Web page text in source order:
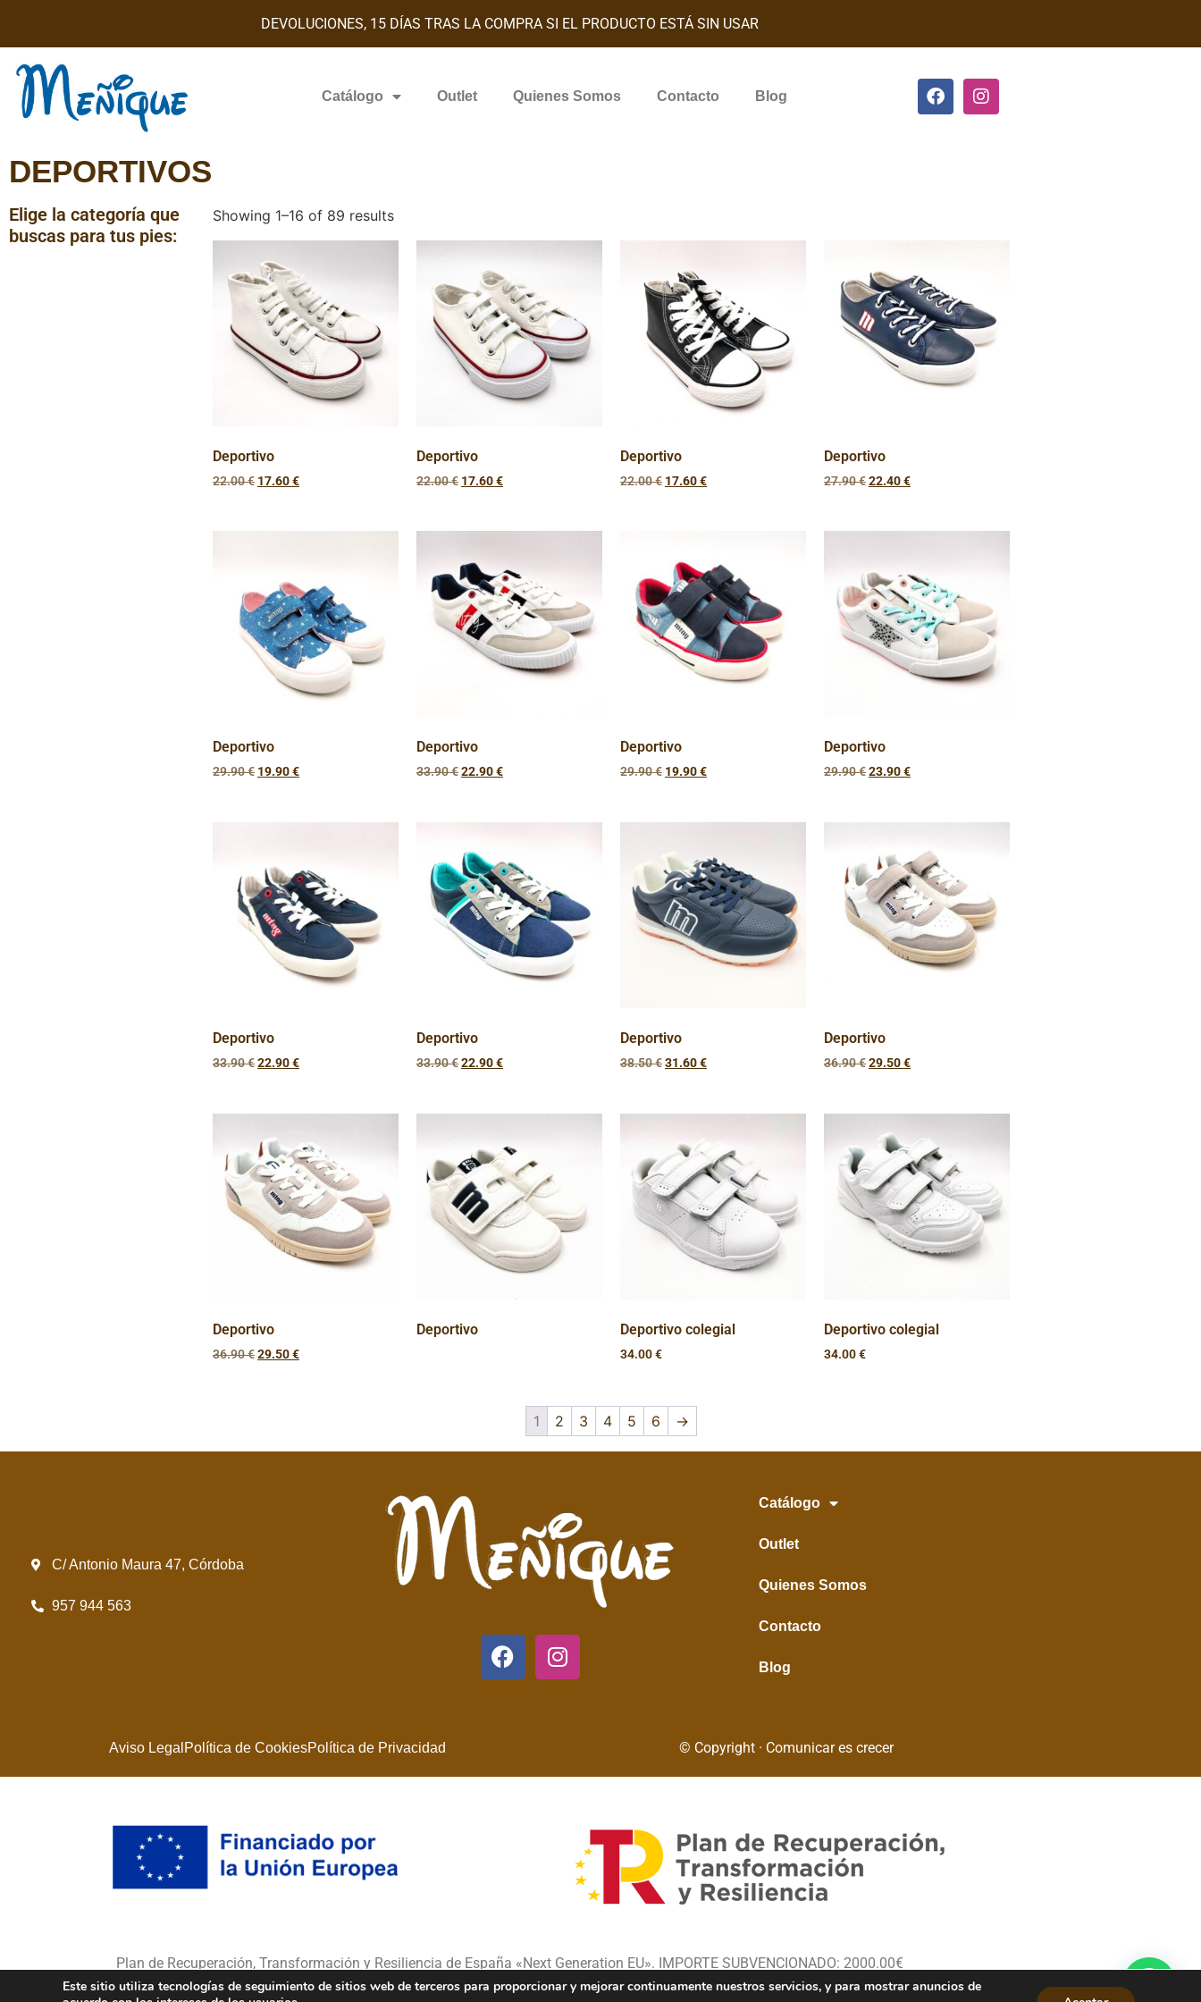
DEVOLUCIONES, 15 DÍAS TRAS LA COMPRA SI EL PRODUCTO ESTÁ SIN USAR
Catálogo Outlet Quienes Somos Contacto Blog
DEPORTIVOS
Elige la categoría que
buscas para tus pies:
Showing 1–16 of 89 results
Deportivo
22.00€ 17.60€
Deportivo
22.00€ 17.60€
Deportivo
22.00€ 17.60€
Deportivo
27.90€22.40€
Deportivo
29.90€ 19.90€
Deportivo
33.90€22.90€
Deportivo
29.90€ 19.90€
Deportivo
29.90€23.90€
Deportivo
33.90€22.90€
Deportivo
33.90€22.90€
Deportivo
38.50€31.60€
Deportivo
36.90€29.50€
Deportivo
36.90€29.50€
Deportivo Deportivo colegial
34.00€
Deportivo colegial
34.00€
1 2 3 4 5 6 →
C/ Antonio Maura 47, Córdoba
957 944 563
Catálogo
Outlet
Quienes Somos
Contacto
Blog
Aviso Legal Política de CookiesPolítica de Privacidad © Copyright · Comunicar es crecer
Plan de Recuperación, Transformación y Resiliencia de España «Next Generation EU». IMPORTE SUBVENCIONADO: 2000.00€
Este sitio utiliza tecnologías de seguimiento de sitios web de terceros para proporcionar y mejorar continuamente nuestros servicios, y para mostrar anuncios de